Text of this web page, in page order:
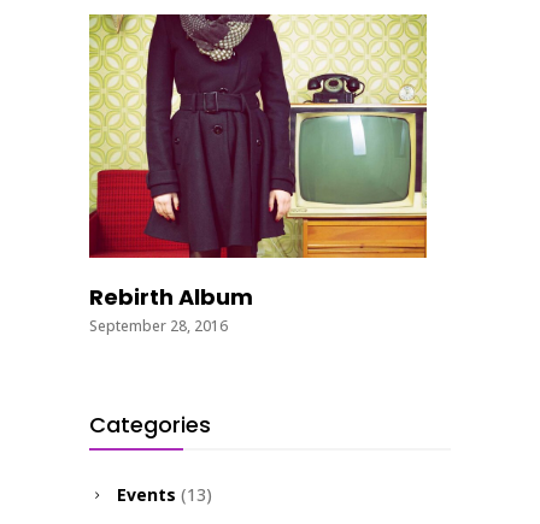
Rebirth Album
September 28, 2016
Categories
Events (13)